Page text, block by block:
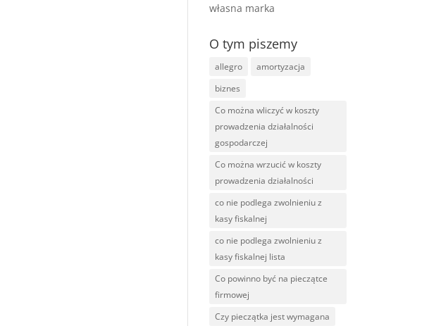
własna marka
O tym piszemy
allegro
amortyzacja
biznes
Co można wliczyć w koszty
prowadzenia działalności
gospodarczej
Co można wrzucić w koszty
prowadzenia działalności
co nie podlega zwolnieniu z
kasy fiskalnej
co nie podlega zwolnieniu z
kasy fiskalnej lista
Co powinno być na pieczątce
firmowej
Czy pieczątka jest wymagana